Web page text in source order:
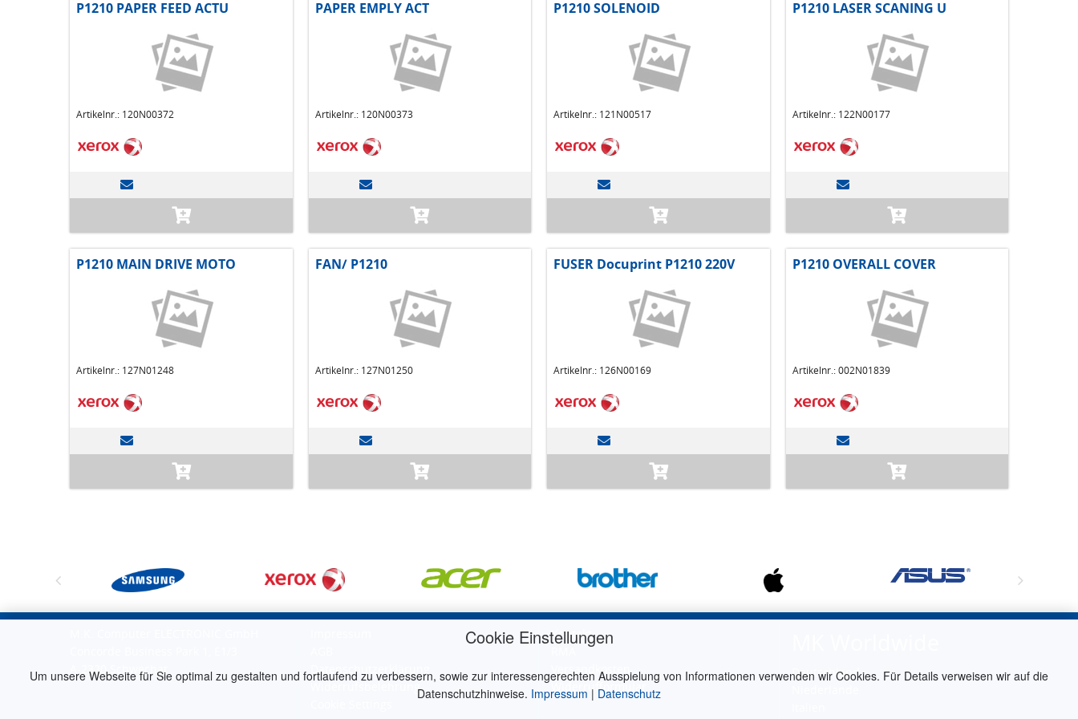
Cookie Einstellungen
Um unsere Webseite für Sie optimal zu gestalten und fortlaufend zu verbessern, sowie zur interessengerechten Ausspielung von Informationen verwenden wir Cookies. Für Details verweisen wir auf die
Datenschutzhinweise. Impressum | Datenschutz
P1210 PAPER FEED ACTU
Artikelnr.: 120N00372
PAPER EMPLY ACT
Artikelnr.: 120N00373
P1210 SOLENOID
Artikelnr.: 121N00517
P1210 LASER SCANING U
Artikelnr.: 122N00177
P1210 MAIN DRIVE MOTO
Artikelnr.: 127N01248
FAN/ P1210
Artikelnr.: 127N01250
FUSER Docuprint P1210 220V
Artikelnr.: 126N00169
P1210 OVERALL COVER
Artikelnr.: 002N01839
A-2320 Schwechat
Datenschutzerklärung
Widerrufsbelehrung
Kontakt
Versandkosten
Widerrufformular
Deutschland